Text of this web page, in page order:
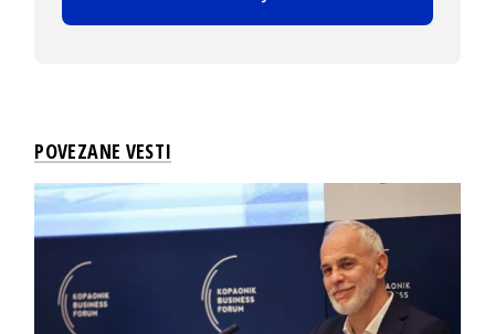
POVEZANE VESTI